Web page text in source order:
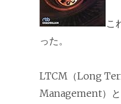
こ
った。
LTCM（Long
Management）